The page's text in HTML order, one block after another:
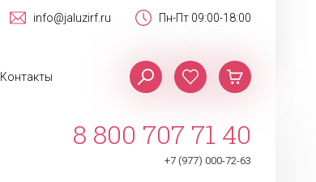
Пн-Пт 09:00-18:00
info@jaluzirf.ru
Контакты
8 800 707 71 40
+7 (977) 000-72-63